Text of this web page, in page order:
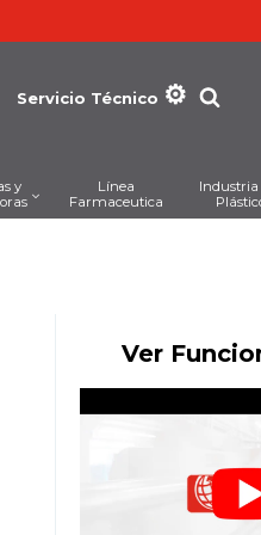
Servicio Técnico
y
Línea
Farmaceutica
Industria
Ver